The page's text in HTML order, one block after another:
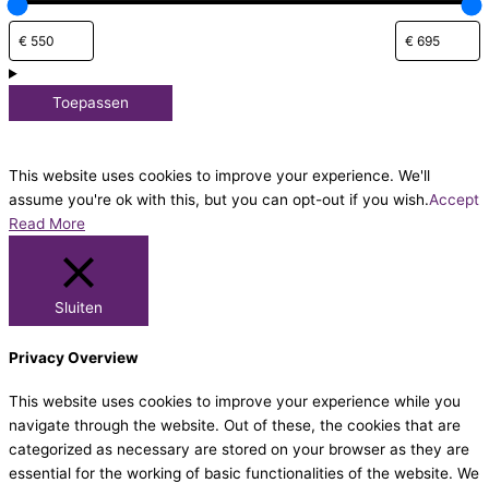
Toepassen
This website uses cookies to improve your experience. We'll
assume you're ok with this, but you can opt-out if you wish.Accept
Read More
Sluiten
Privacy Overview
This website uses cookies to improve your experience while you
navigate through the website. Out of these, the cookies that are
categorized as necessary are stored on your browser as they are
essential for the working of basic functionalities of the website. We